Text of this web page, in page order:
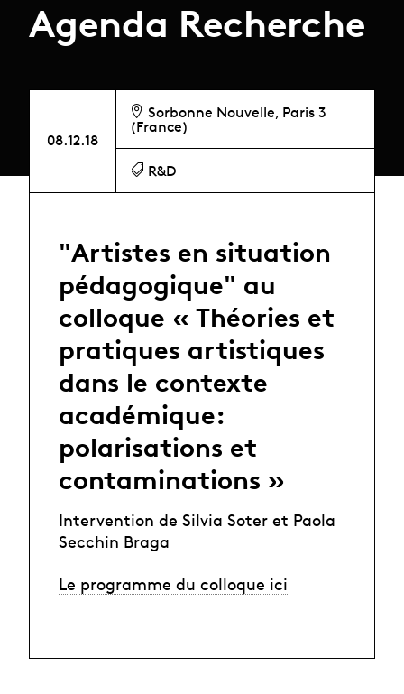
Agenda Recherche
08.12.18
Sorbonne Nouvelle, Paris 3
(France)
R&D
"Artistes en situation
pédagogique" au
colloque « Théories et
pratiques artistiques
dans le contexte
académique:
polarisations et
contaminations »
Intervention de Silvia Soter et Paola
Secchin Braga
Le programme du colloque ici